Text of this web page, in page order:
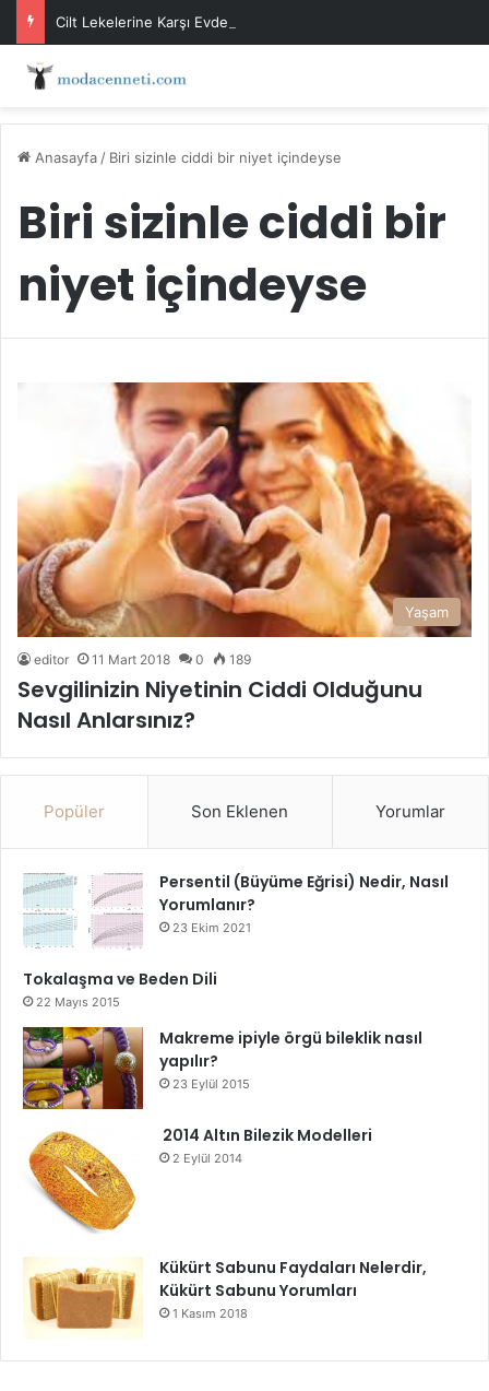
Cilt Lekelerine Karşı Evde Maske Önerileri
Anasayfa / Biri sizinle ciddi bir niyet içindeyse
Biri sizinle ciddi bir
niyet içindeyse
Yaşam
editor 11 Mart 2018 0 189
Sevgilinizin Niyetinin Ciddi Olduğunu
Nasıl Anlarsınız?
Popüler Son Eklenen Yorumlar
Persentil (Büyüme Eğrisi) Nedir, Nasıl
Yorumlanır?
23 Ekim 2021
Tokalaşma ve Beden Dili
22 Mayıs 2015
Makreme ipiyle örgü bileklik nasıl
yapılır?
23 Eylül 2015
2014 Altın Bilezik Modelleri
2 Eylül 2014
Kükürt Sabunu Faydaları Nelerdir,
Kükürt Sabunu Yorumları
1 Kasım 2018